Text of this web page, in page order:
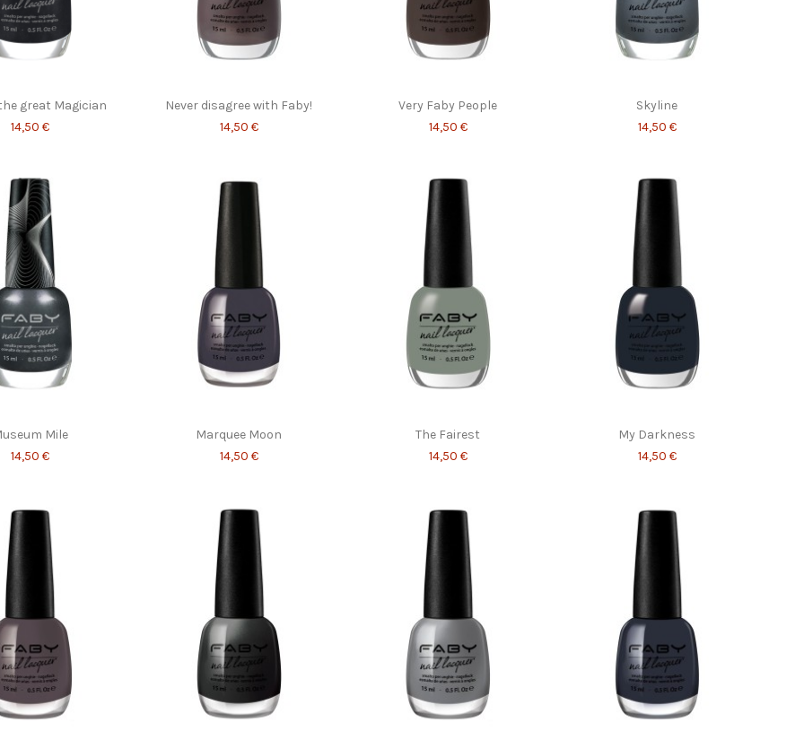
great Magician
14,50 €
Never disagree with Faby!
14,50 €
Very Faby People
14,50 €
Skyline
14,50 €
Mile
14,50 €
Marquee Moon
14,50 €
The Fairest
14,50 €
My Darkness
14,50 €